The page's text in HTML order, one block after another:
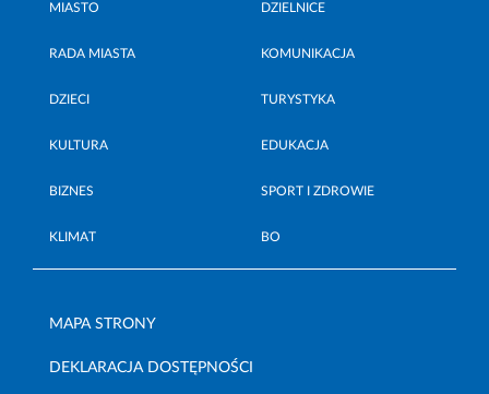
MIASTO DZIELNICE
RADA MIASTA KOMUNIKACJA
DZIECI TURYSTYKA
KULTURA EDUKACJA
BIZNES SPORT I ZDROWIE
KLIMAT BO
MAPA STRONY
DEKLARACJA DOSTĘPNOŚCI